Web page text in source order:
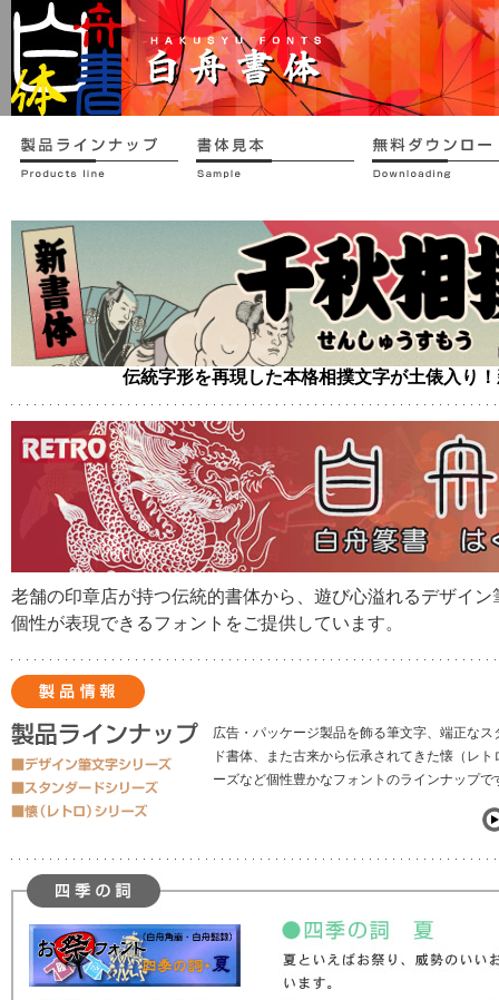
伝統字形を再現した本格相撲文字が土俵入り
老舗の印章店が持つ伝統的書体から、遊び心溢れるデザイ
個性が表現できるフォントをご提供しています。
広告・パッケージ製品を飾る筆文字、端正なス
ド書体、また古来から伝承されてきた懐（レト
ーズなど個性豊かなフォントのラインナップで